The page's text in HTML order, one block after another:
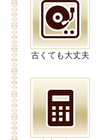
古くても大丈夫